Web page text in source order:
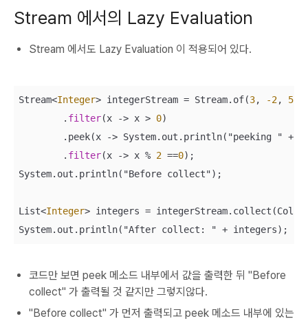
Stream 에서의 Lazy Evaluation
Stream 에서도 Lazy Evaluation 이 적용되어 있다.
Stream<Integer> integerStream = Stream.of(3, -2, 5
        .
filter(x -> x > 0)
        .peek(x
-> System.out.println("peeking " +
        .
filter(x -> x % 2 ==0);
System.out.println("Before collect");
List<Integer> integers =
System.out.println("After collect: " + integers);
코드만 보면 peek 메소드 내부에서 값을 출력한 뒤 "Before
collect" 가 출력될 것 같지만 그렇지않다.
"Before collect" 가 먼저 출력되고 peek 메소드 내부에 있는